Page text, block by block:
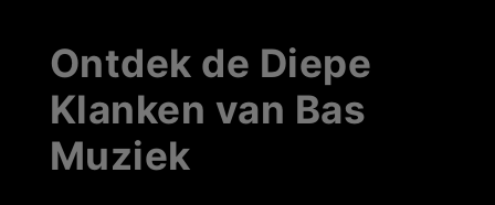
Ontdek de Diepe
Klanken van Bas
Muziek